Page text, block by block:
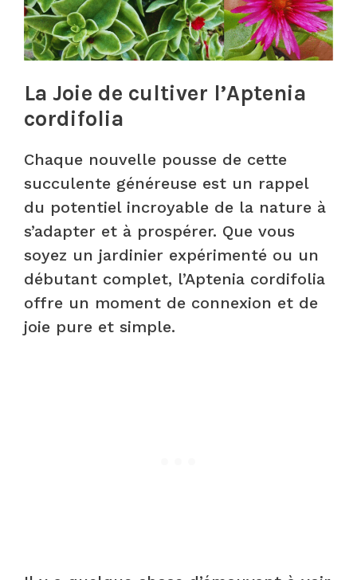
La Joie de cultiver l’Aptenia
cordifolia
Chaque nouvelle pousse de cette
succulente généreuse est un rappel
du potentiel incroyable de la nature à
s’adapter et à prospérer. Que vous
soyez un jardinier expérimenté ou un
débutant complet, l’Aptenia cordifolia
offre un moment de connexion et de
joie pure et simple.